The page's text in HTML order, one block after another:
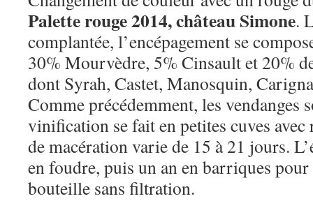
Palette rouge 2014, château Simone.
complantée, l’encépagement se
30% Mourvèdre, 5% Cinsault et 20%
dont Syrah, Castet, Manosquin,
Comme précédemment, les vendanges
vinification se fait en petites cuves avec
de macération varie de 15 à 21 jours.
en foudre, puis un an en barriques
bouteille sans filtration.